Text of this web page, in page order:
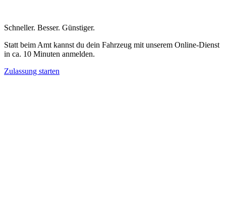
Schneller. Besser. Günstiger.
Statt beim Amt kannst du dein Fahrzeug mit unserem Online-Dienst
in ca. 10 Minuten anmelden.
Zulassung starten